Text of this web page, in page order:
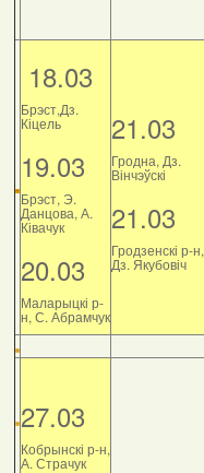
18.03
Брэст,Дз.
Кіцель
19.03
Брэст, Э.
Данцова, А.
Ківачук
20.03
Маларыцкі р-
н, С. Абрамчук
21.03
Гродна, Дз.
Вінчэўскі
21.03
Гродзенскі р-н,
Дз. Якубовіч
27.03
Кобрынскі р-н,
А. Страчук